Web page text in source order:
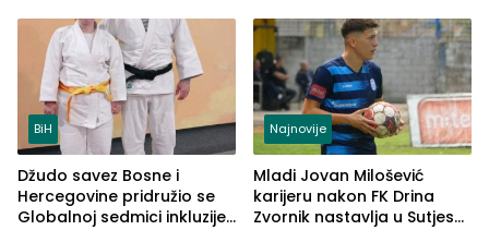
BiH
​Džudo savez Bosne i
Hercegovine pridružio se
Globalnoj sedmici inkluzije:
Najnovije
Mladi Jovan Milošević
karijeru nakon FK Drina
Zvornik nastavlja u Sutjesci